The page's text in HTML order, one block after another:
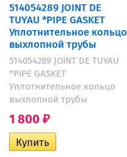
514054289 JOINT DE
TUYAU *PIPE GASKET
Уплотнительное кольцо
выхлопной трубы
514054289 JOINT DE TUYAU
*PIPE GASKET
Уплотнительное кольцо
выхлопной трубы
1 800 ₽